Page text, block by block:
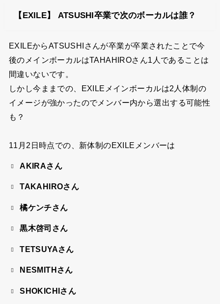
【EXILE】 ATSUSHI卒業で次のボーカルは誰？
EXILEからATSUSHIさんが卒業が卒業されたことで今
後のメインボーカルはTAHAHIROさん1人であることは
間違いないです。
しかし今ままでの、EXILEメインボーカルは2人体制の
イメージが強かったのでメンバー内から選出する可能性
も？
11月2日時点での、新体制のEXILEメンバーは
AKIRAさん
TAKAHIROさん
橘ケンチさん
黒木啓司さん
TETSUYAさん
NESMITHさん
SHOKICHIさん